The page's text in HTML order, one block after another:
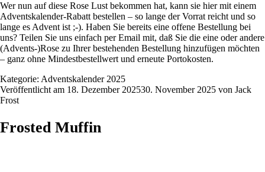
Wer nun auf diese Rose Lust bekommen hat, kann sie hiermit einem
Adventskalender-Rabatt bestellen – so lange der Vorrat reicht und so
lange es Advent ist ;-). Haben Sie bereits eine offene Bestellung bei
uns? Teilen Sie uns einfach per Email mit, daß Sie die eine oder andere
(Advents-)Rose zu Ihrer bestehenden Bestellung hinzufügen möchten
– ganz ohne Mindestbestellwert und erneute Portokosten.
Kategorie: Adventskalender 2025
Veröffentlicht am 18. Dezember 202530. November 2025 von Jack
Frost
Frosted Muffin